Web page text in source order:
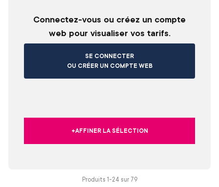
Connectez-vous ou créez un compte
web pour visualiser vos tarifs.
SE CONNECTER
OU CRÉER UN COMPTE WEB
+AFFINER LA SÉLECTION
Produits 1-24 sur 79